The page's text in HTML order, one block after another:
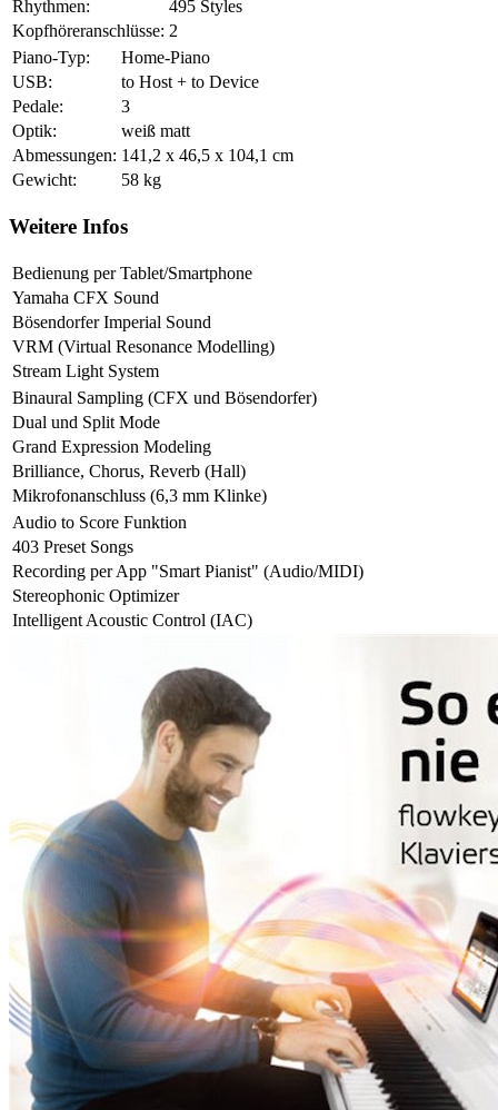
Rhythmen:
495 Styles
Kopfhöreranschlüsse: 2
Piano-Typ:
Home-Piano
USB:
to Host + to Device
Pedale:
3
Optik:
weiß matt
Abmessungen: 141,2 x 46,5 x 104,1 cm
Gewicht:
58 kg
Weitere Infos
Bedienung per Tablet/Smartphone
Yamaha CFX Sound
Bösendorfer Imperial Sound
VRM (Virtual Resonance Modelling)
Stream Light System
Binaural Sampling (CFX und Bösendorfer)
Dual und Split Mode
Grand Expression Modeling
Brilliance, Chorus, Reverb (Hall)
Mikrofonanschluss (6,3 mm Klinke)
Audio to Score Funktion
403 Preset Songs
Recording per App "Smart Pianist" (Audio/MIDI)
Stereophonic Optimizer
Intelligent Acoustic Control (IAC)